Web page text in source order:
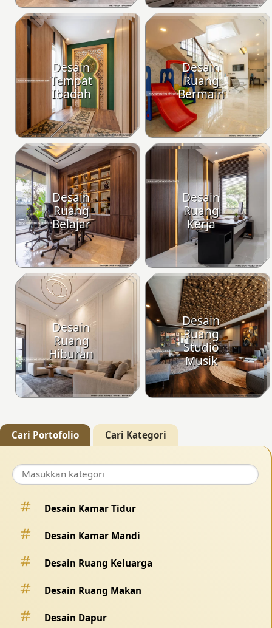
Desain
Tempat
Ibadah
Desain
Ruang
Bermain
Desain
Ruang
Belajar
Desain
Ruang
Kerja
Desain
Ruang
Hiburan
Desain
Ruang
Studio
Musik
Cari Portofolio Cari Kategori
Desain Kamar Tidur
Desain Kamar Mandi
Desain Ruang Keluarga
Desain Ruang Makan
Desain Dapur